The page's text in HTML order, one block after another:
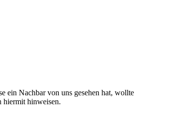
ein Nachbar von uns gesehen hat, wollte
hiermit hinweisen.